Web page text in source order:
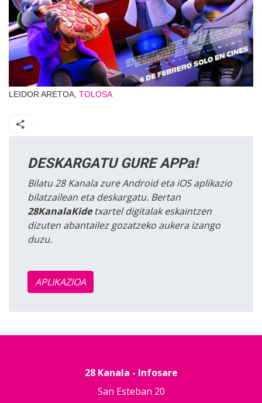
LEIDOR ARETOA, TOLOSA
DESKARGATU GURE APPa!
Bilatu 28 Kanala zure Android eta iOS aplikazio
bilatzailean eta deskargatu. Bertan
28KanalaKidetxartel digitalak eskaintzen
dizuten abantailez gozatzeko aukera izango
duzu.
APLIKAZIOA
28 Kanala - Infosare
San Esteban 20